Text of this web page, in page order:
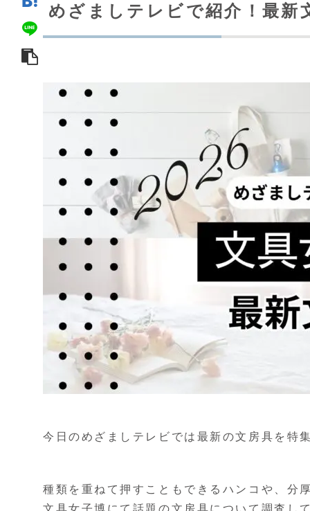
めざましテレビで紹介！最新
今日のめざましテレビでは最新の文房具を特
種類を重ねて押すこともできるハンコや、分